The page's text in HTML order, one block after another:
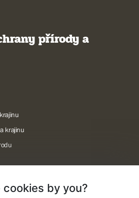
přírody a
krajinu
by you?